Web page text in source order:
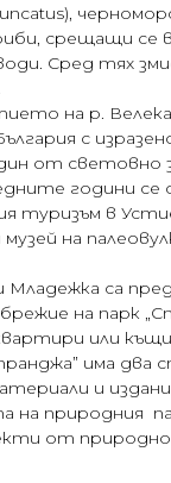
срещащи се
Сред тях
на р. Велекa и
с
от световно
години
туризъм в
на
са
на парк
или
има два
и
на природния
от